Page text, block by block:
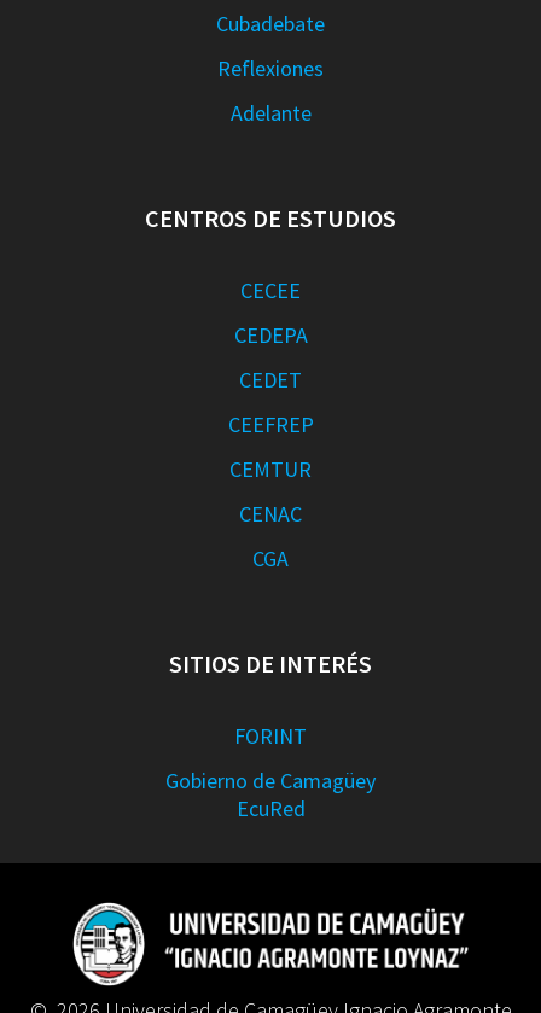
Cubadebate
Reflexiones
Adelante
CENTROS DE ESTUDIOS
CECEE
CEDEPA
CEDET
CEEFREP
CEMTUR
CENAC
CGA
SITIOS DE INTERÉS
FORINT
Gobierno de Camagüey
EcuRed